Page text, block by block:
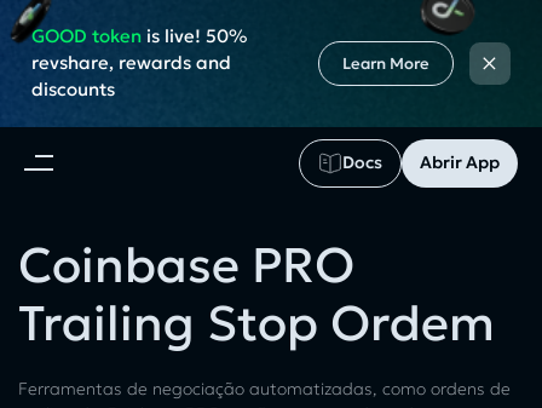
Docs Abrir App
GOOD tokenis live! 50%
revshare, rewards and
discounts
Learn More ×
Coinbase PRO
Trailing Stop Ordem
Ferramentas de negociação automatizadas, como ordens de